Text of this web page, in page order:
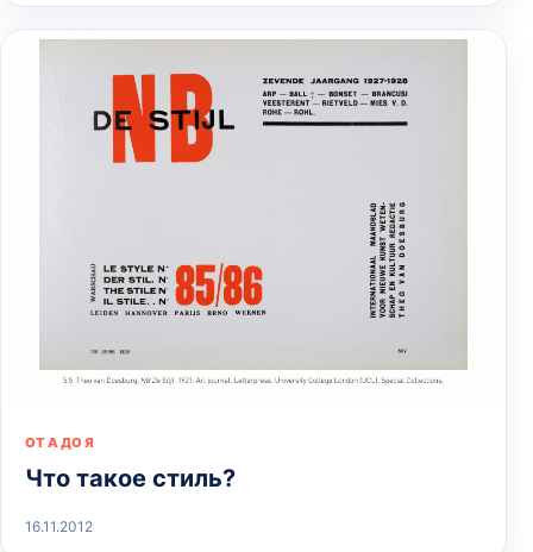
ОТ А ДО Я
Что такое стиль?
16.11.2012